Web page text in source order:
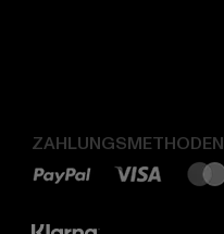
ZAHLUNGSMETHODEN